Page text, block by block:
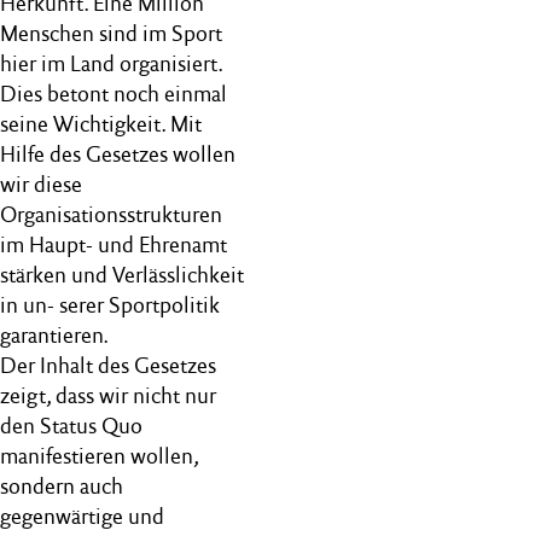
Menschen sind im Sport
hier im Land organisiert.
Dies betont noch einmal
seine Wichtigkeit. Mit
Hilfe des Gesetzes wollen
wir diese
Organisationsstrukturen
im Haupt- und Ehrenamt
stärken und Verlässlichkeit
in un- serer Sportpolitik
garantieren.
Der Inhalt des Gesetzes
zeigt, dass wir nicht nur
den Status Quo
manifestieren wollen,
sondern auch
gegenwärtige und